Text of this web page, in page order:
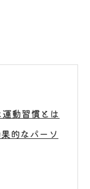
動習慣とは
的なパーソ